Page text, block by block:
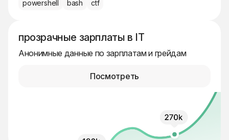
powershell
bash ctf
прозрачные зарплаты в IT
Анонимные данные по зарплатам и грейдам
Посмотреть